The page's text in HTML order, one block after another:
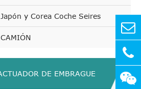
Japón y Corea Coche Seires
CAMIÓN
DE EMBRAGUE